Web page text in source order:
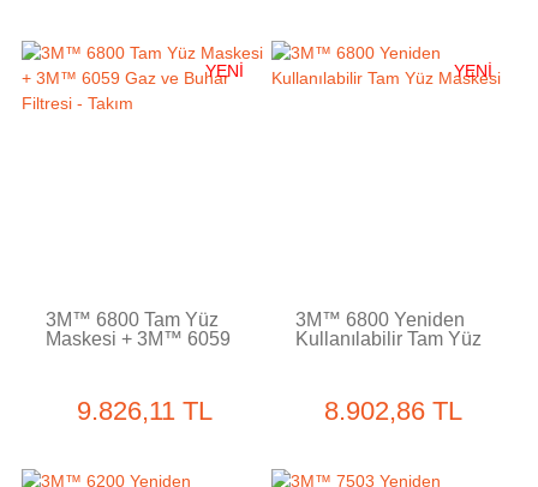
YENİ
3M™ 6800 Tam Yüz
Maskesi + 3M™ 6059
9.826,11 TL
YENİ
3M™ 6800 Yeniden
Kullanılabilir Tam Yüz
8.902,86 TL